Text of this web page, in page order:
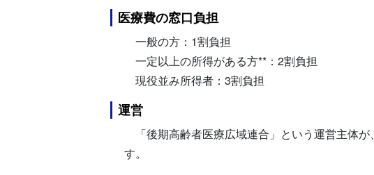
医療費の窓口負担
一般の方：1割負担
一定以上の所得がある方**：2割負担
現役並み所得者：3割負担
運営
「後期高齢者医療広域連合」という運営主体
す。